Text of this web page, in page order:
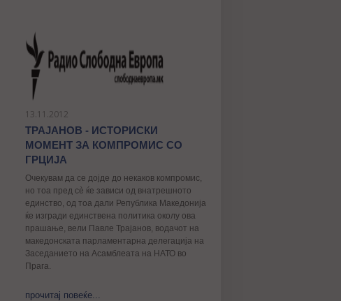
13.11.2012
ТРАЈАНОВ - ИСТОРИСКИ
МОМЕНТ ЗА КОМПРОМИС СО
ГРЦИЈА
Очекувам да се дојде до некаков компромис,
но тоа пред сè ќе зависи од внатрешното
единство, од тоа дали Република Македонија
ќе изгради единствена политика околу ова
прашање, вели Павле Трајанов, водачот на
македонската парламентарна делегација на
Заседанието на Асамблеата на НАТО во
Прага.
прочитај повеќе...